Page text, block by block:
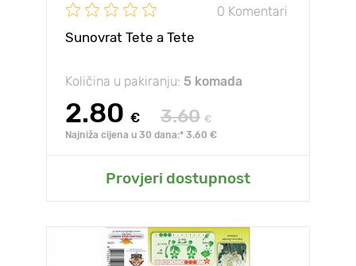
0 Komentari
Sunovrat Tete a Tete
Količina u pakiranju: 5 komada
2.80 € 3.60 €
Najniža cijena u 30 dana:* 3.60 €
Provjeri dostupnost